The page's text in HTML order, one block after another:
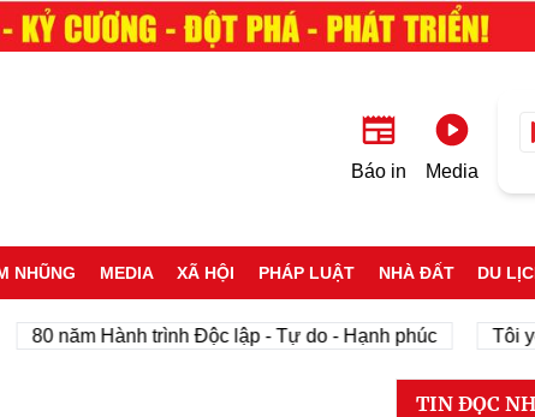
Báo in Media
NHŨNG MEDIA XÃ HỘI PHÁP LUẬT NHÀ ĐẤT DU
Hành trình Độc lập - Tự do - Hạnh phúc Tôi yêu Tổ
TIN ĐỌC